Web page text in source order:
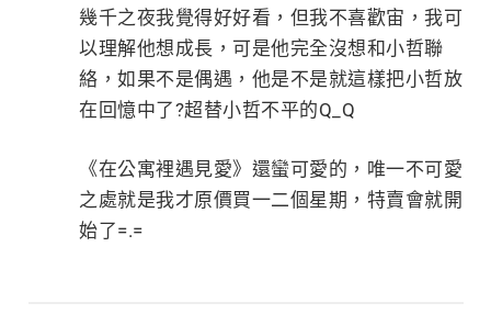
幾千之夜我覺得好好看，但我不喜歡宙，我可
以理解他想成長，可是他完全沒想和小哲聯
絡，如果不是偶遇，他是不是就這樣把小哲放
在回憶中了?超替小哲不平的Q_Q
《在公寓裡遇見愛》還蠻可愛的，唯一不可愛
之處就是我才原價買一二個星期，特賣會就開
始了=.=